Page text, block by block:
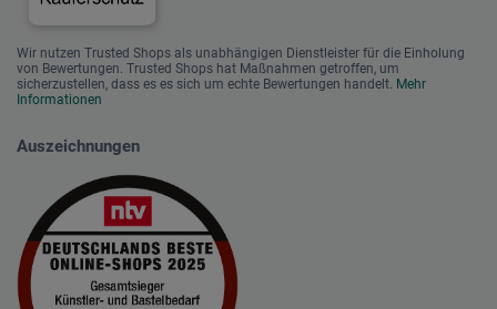
Wir nutzen Trusted Shops als unabhängigen Dienstleister für die Einholung
von Bewertungen. Trusted Shops hat Maßnahmen getroffen, um
sicherzustellen, dass es es sich um echte Bewertungen handelt. Mehr
Informationen
Auszeichnungen